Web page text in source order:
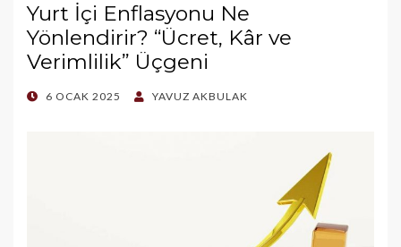
Yurt İçi Enflasyonu Ne
Yönlendirir? “Ücret, Kâr ve
Verimlilik” Üçgeni
POSTED
6 OCAK 2025 YAVUZ AKBULAK